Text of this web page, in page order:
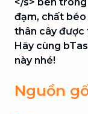
đạm, chất
thân cây được
Hãy cùng
này nhé!
Nguồn